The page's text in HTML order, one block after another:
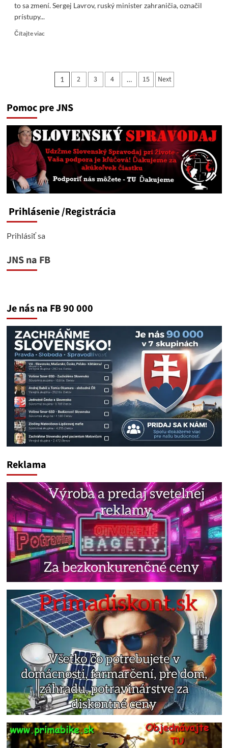
to sa zmení. Sergej Lavrov, ruský minister zahraničia, označil
prístupy...
Čítajte viacRead
Merz
k
ale
to
sa
zmení
Stránkovanie
1 2 3 4 … 15 Next
Pomoc pre JNS
Prihlásenie/Registrácia
Prihlásiť sa
JNS na FB
Je nás na FB 90 000
Reklama